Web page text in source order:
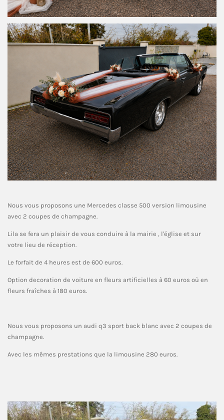
Nous vous proposons une Mercedes classe 500 version limousine
avec 2 coupes de champagne.
Lila se fera un plaisir de vous conduire à la mairie , l'église et sur
votre lieu de réception.
Le forfait de 4 heures est de 600 euros.
Option decoration de voiture en fleurs artificielles à 60 euros où en
fleurs fraîches à 180 euros.
Nous vous proposons un audi q3 sport back blanc avec 2 coupes de
champagne.
Avec les mêmes prestations que la limousine 280 euros.